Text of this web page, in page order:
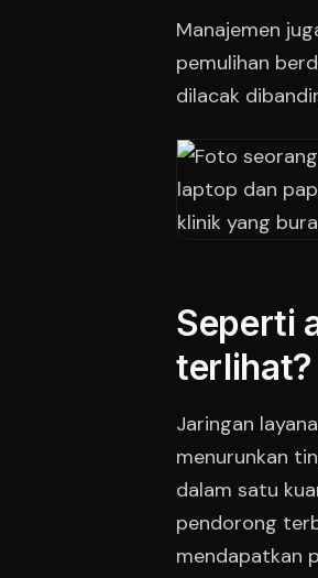
Manajemen
pemulihan
dilacak
Seperti
terlihat?
Jaringan
menurunkan
dalam satu
pendorong
mendapatkan